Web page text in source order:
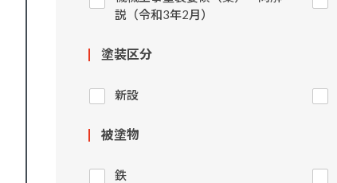
説（令和3年2月）
塗装区分
新設
被塗物
鉄